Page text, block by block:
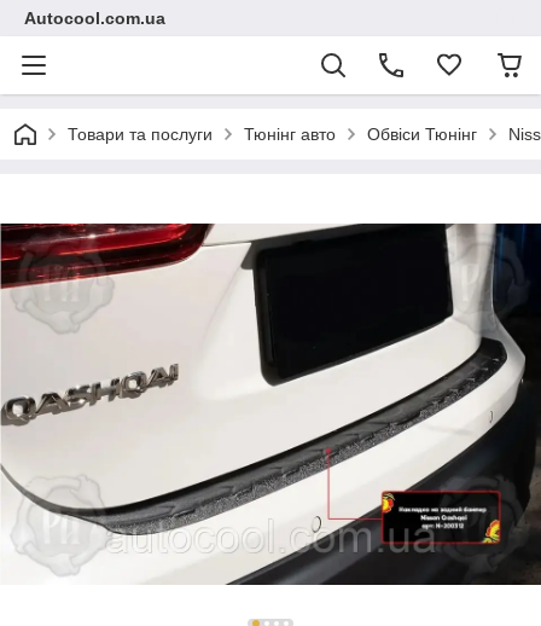
Autocool.com.ua
Товари та послуги Тюнінг авто Обвіси Тюнінг